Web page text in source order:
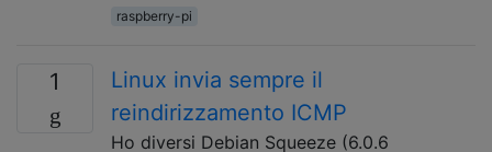
raspberry-pi
1
Linux invia sempre il
reindirizzamento ICMP
Ho diversi Debian Squeeze (6.0.6